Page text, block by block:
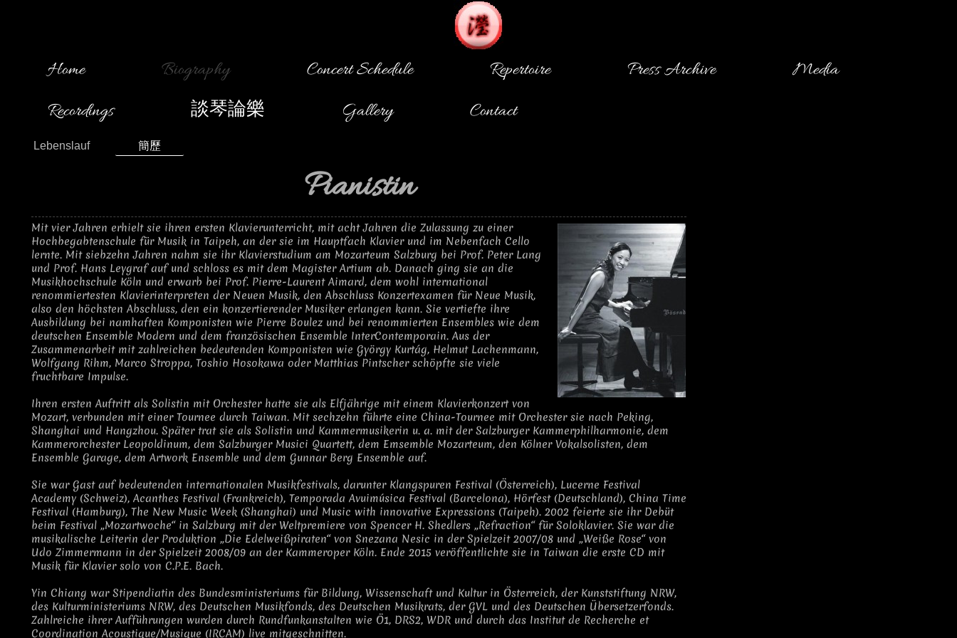
Home Biography Concert Schedule Repertoire Press Archive
Media
Recordings
談琴論樂 Gallery Contact
Lebenslauf 簡歷
Pianistin
Mit vier Jahren erhielt sie ihren ersten Klavierunterricht, mit acht Jahren die Zulassung zu einer
Hochbegabtenschule für Musik in Taipeh, an der sie im Hauptfach Klavier und im Nebenfach Cello
lernte. Mit siebzehn Jahren nahm sie ihr Klavierstudium am Mozarteum Salzburg bei Prof. Peter Lang
und Prof. Hans Leygraf auf und schloss es mit dem Magister Artium ab. Danach ging sie an die
Musikhochschule Köln und erwarb bei Prof. Pierre-Laurent Aimard, dem wohl international
renommiertesten Klavierinterpreten der Neuen Musik, den Abschluss Konzertexamen für Neue Musik,
also den höchsten Abschluss, den ein konzertierender Musiker erlangen kann. Sie vertiefte ihre
Ausbildung bei namhaften Komponisten wie Pierre Boulez und bei renommierten Ensembles wie dem
deutschen Ensemble Modern und dem französischen Ensemble InterContemporain. Aus der
Zusammenarbeit mit zahlreichen bedeutenden Komponisten wie György Kurtág, Helmut Lachenmann,
Wolfgang Rihm, Marco Stroppa, Toshio Hosokawa oder Matthias Pintscher schöpfte sie viele
fruchtbare Impulse.
Ihren ersten Auftritt als Solistin mit Orchester hatte sie als Elfjährige mit einem Klavierkonzert von
Mozart, verbunden mit einer Tournee durch Taiwan. Mit sechzehn führte eine China-Tournee mit Orchester sie nach Peking,
Shanghai und Hangzhou. Später trat sie als Solistin und Kammermusikerin u. a. mit der Salzburger Kammerphilharmonie, dem
Kammerorchester Leopoldinum, dem Salzburger Musici Quartett, dem Emsemble Mozarteum, den Kölner Vokalsolisten, dem
Ensemble Garage, dem Artwork Ensemble und dem Gunnar Berg Ensemble auf.
Sie war Gast auf bedeutenden internationalen Musikfestivals, darunter Klangspuren Festival (Österreich), Lucerne Festival
Academy (Schweiz), Acanthes Festival (Frankreich), Temporada Avuimúsica Festival (Barcelona), Hörfest (Deutschland), China Time
Festival (Hamburg), The New Music Week (Shanghai) und Music with innovative Expressions (Taipeh). 2002 feierte sie ihr Debüt
beim Festival „Mozartwoche“ in Salzburg mit der Weltpremiere von Spencer H. Shedlers „Refraction“ für Soloklavier. Sie war die
musikalische Leiterin der Produktion „Die Edelweißpiraten“ von Snezana Nesic in der Spielzeit 2007/08 und „Weiße Rose“ von
Udo Zimmermann in der Spielzeit 2008/09 an der Kammeroper Köln. Ende 2015 veröffentlichte sie in Taiwan die erste CD mit
Musik für Klavier solo von C.P.E. Bach.
Yin Chiang war Stipendiatin des Bundesministeriums für Bildung, Wissenschaft und Kultur in Österreich, der Kunststiftung NRW,
des Kulturministeriums NRW, des Deutschen Musikfonds, des Deutschen Musikrats, der GVL und des Deutschen Übersetzerfonds.
Zahlreiche ihrer Aufführungen wurden durch Rundfunkanstalten wie Ö1, DRS2, WDR und durch das Institut de Recherche et
Coordination Acoustique/Musique (IRCAM) live mitgeschnitten.